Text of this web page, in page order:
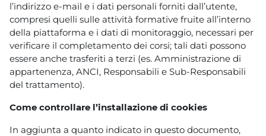
l’indirizzo e-mail e i dati personali forniti dall’utente,
compresi quelli sulle attività formative fruite all’interno
della piattaforma e i dati di monitoraggio, necessari per
verificare il completamento dei corsi; tali dati possono
essere anche trasferiti a terzi (es. Amministrazione di
appartenenza, ANCI, Responsabili e Sub-Responsabili
del trattamento).
Come controllare l’installazione di cookies
In aggiunta a quanto indicato in questo documento,